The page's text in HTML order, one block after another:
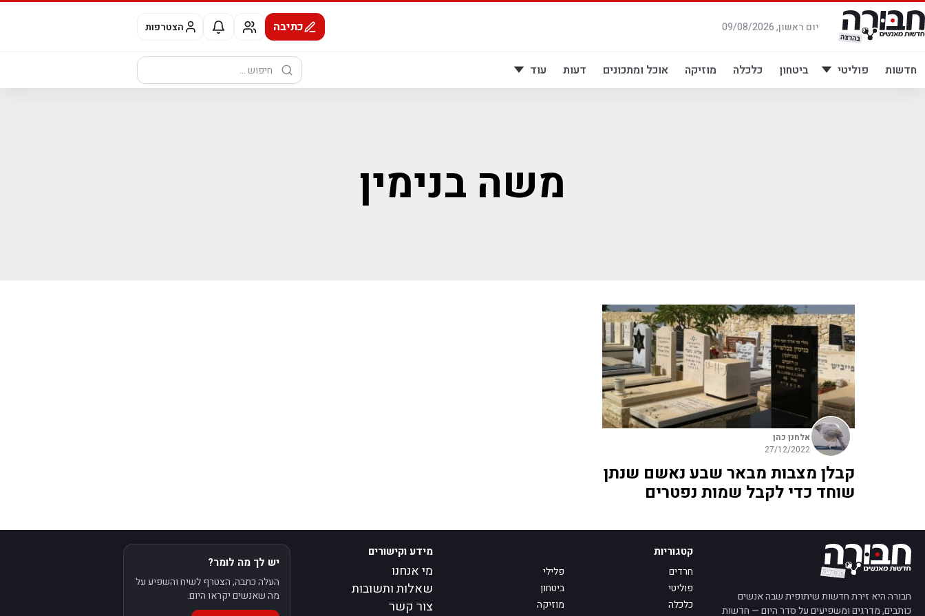
דלג
לתוכן
יום ראשון, 09/08/2026 כתיבה הצטרפות
חדשות פוליטי ביטחון כלכלה מוזיקה אוכל ומתכונים דעות עוד
חיפוש:
משה בנימין
אלחנן כהן
27/12/2022
קבלן מצבות מבאר שבע נאשם שנתן
שוחד כדי לקבל שמות נפטרים
חבורה היא זירת חדשות שיתופית שבה אנשים
כותבים, מדרגים ומשפיעים על סדר היום — חדשות
קטגוריות
חרדים
פלילי
פוליטי
ביטחון
כלכלה
מוזיקה
מידע וקישורים
מי אנחנו
שאלות ותשובות
צור קשר
יש לך מה לומר?
העלה כתבה, הצטרף לשיח והשפיע על
מה שאנשים יקראו היום.